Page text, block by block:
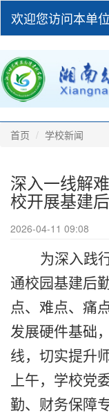
欢迎您访问本单位
首页 学校新闻
深入一线解
校开展基建
2026-04-11 09:08
为深入践
通校园基建后
点、难点、痛
发展硬件基础
线，切实提升
上午，学校党
勤、财务保障